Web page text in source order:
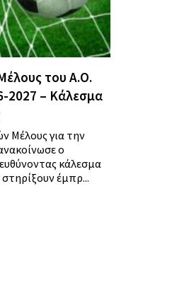
του Α.Ο.
2027 – Κάλεσμα
Μέλους για την
ο
κάλεσμα
έμπρ...